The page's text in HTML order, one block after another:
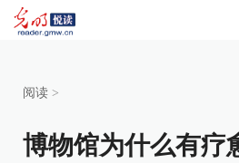
阅读 >
博物馆为什么有疗